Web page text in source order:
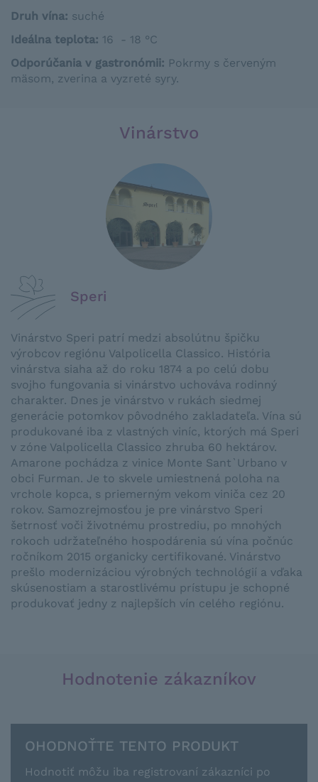
Druh vína: suché
Ideálna teplota: 16 - 18 °C
Odporúčania v gastronómii: Pokrmy s červeným
mäsom, zverina a vyzreté syry.
Vinárstvo
Speri
Vinárstvo Speri patrí medzi absolútnu špičku
výrobcov regiónu Valpolicella Classico. História
vinárstva siaha až do roku 1874 a po celú dobu
svojho fungovania si vinárstvo uchováva rodinný
charakter. Dnes je vinárstvo v rukách siedmej
generácie potomkov pôvodného zakladateľa. Vína sú
produkované iba z vlastných viníc, ktorých má Speri
v zóne Valpolicella Classico zhruba 60 hektárov.
Amarone pochádza z vinice Monte Sant`Urbano v
obci Furman. Je to skvele umiestnená poloha na
vrchole kopca, s priemerným vekom viniča cez 20
rokov. Samozrejmosťou je pre vinárstvo Speri
šetrnosť voči životnému prostrediu, po mnohých
rokoch udržateľného hospodárenia sú vína počnúc
ročníkom 2015 organicky certifikované. Vinárstvo
prešlo modernizáciou výrobných technológií a vďaka
skúsenostiam a starostlivému prístupu je schopné
produkovať jedny z najlepších vín celého regiónu.
Hodnotenie zákazníkov
OHODNOŤTE TENTO PRODUKT
Hodnotiť môžu iba registrovaní zákazníci po